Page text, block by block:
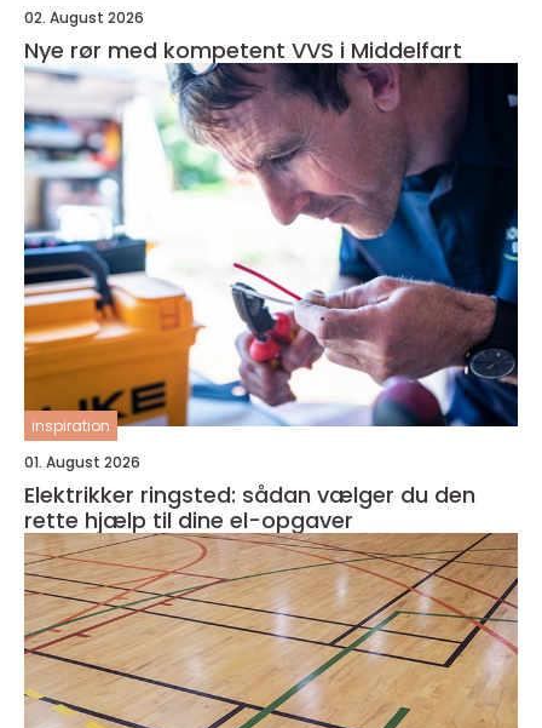
02. August 2026
Nye rør med kompetent VVS i Middelfart
inspiration
01. August 2026
Elektrikker ringsted: sådan vælger du den
rette hjælp til dine el-opgaver